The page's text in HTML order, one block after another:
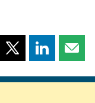
Partager
page
Partager
page page